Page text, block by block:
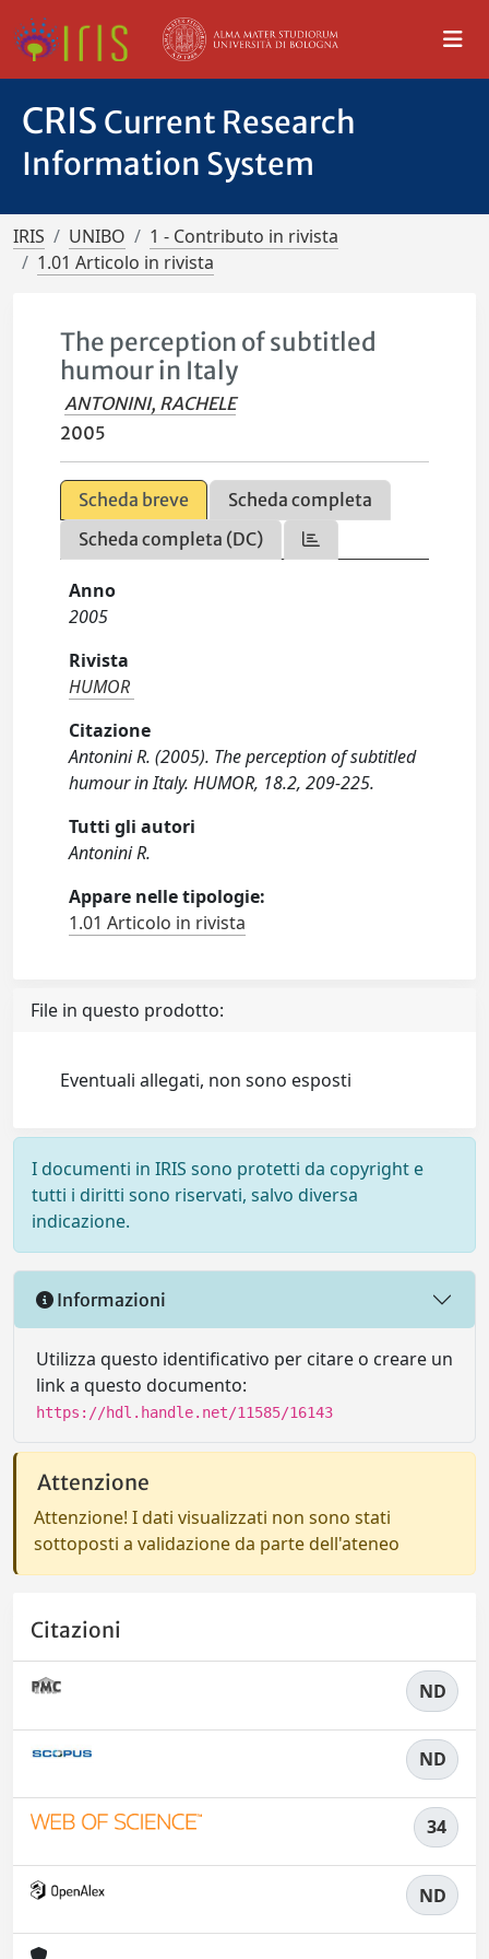
CRIS Current Research
Information System
IRIS UNIBO
1 - Contributo in rivista
1.01 Articolo in rivista
The perception of subtitled
humour in Italy
ANTONINI, RACHELE
2005
Scheda breve
Scheda completa
Scheda completa (DC)
Anno
2005
Rivista
HUMOR
Citazione
Antonini R. (2005). The perception of subtitled
humour in Italy. HUMOR, 18.2, 209-225.
Tutti gli autori
Antonini R.
Appare nelle tipologie:
1.01 Articolo in rivista
File in questo prodotto:
Eventuali allegati, non sono esposti
I documenti in IRIS sono protetti da copyright e
tutti i diritti sono riservati, salvo diversa
indicazione.
Informazioni
Utilizza questo identificativo per citare o creare un
link a questo documento:
https://hdl.handle.net/11585/16143
Attenzione
Attenzione! I dati visualizzati non sono stati
sottoposti a validazione da parte dell'ateneo
Citazioni
ND
ND
34
ND